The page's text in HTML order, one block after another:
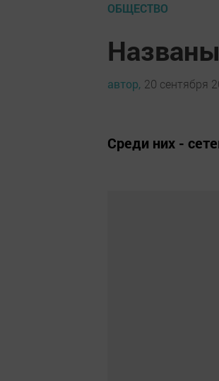
ОБЩЕСТВО
автор, 20 сентября
Среди них -